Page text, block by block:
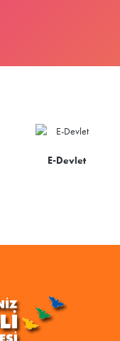
E-Devlet